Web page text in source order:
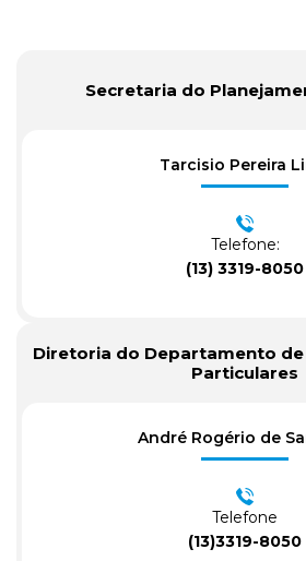
Secretaria do
Tarcisio Pereira
Telefone:
(13) 3319-8050
Diretoria do Departamento de
Particulares
André Rogério de
Telefone
(13)3319-8050